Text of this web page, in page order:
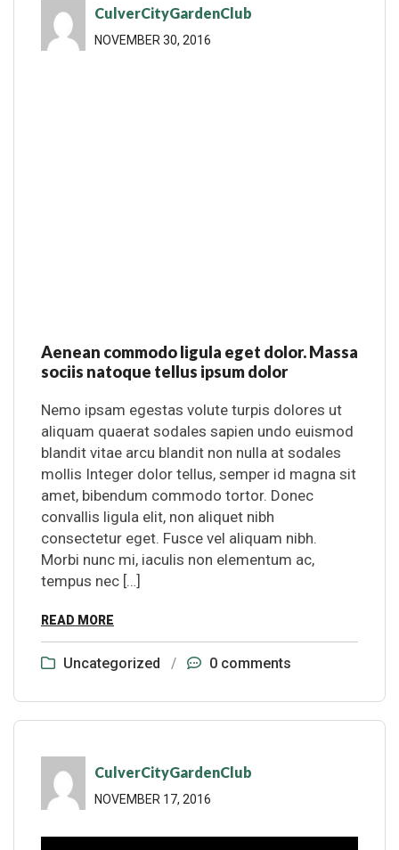
CulverCityGardenClub
NOVEMBER 30, 2016
Aenean commodo ligula eget dolor. Massa
sociis natoque tellus ipsum dolor
Nemo ipsam egestas volute turpis dolores ut
aliquam quaerat sodales sapien undo euismod
blandit vitae arcu blandit non nulla at sodales
mollis Integer dolor tellus, semper id magna sit
amet, bibendum commodo tortor. Donec
convallis ligula elit, non aliquet nibh
consectetur eget. Fusce vel aliquam nibh.
Morbi nunc mi, iaculis non elementum ac,
tempus nec […]
READ MORE
Uncategorized / 0 comments
CulverCityGardenClub
NOVEMBER 17, 2016